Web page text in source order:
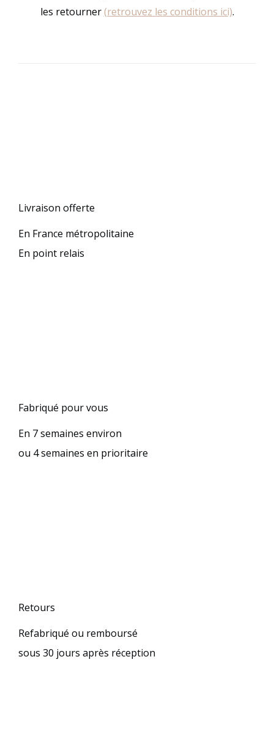
les retourner(retrouvez les conditions ici).
Livraison offerte
En France métropolitaine
En point relais
Fabriqué pour vous
En 7 semaines environ
ou 4 semaines en prioritaire
Retours
Refabriqué ou remboursé
sous 30 jours après réception